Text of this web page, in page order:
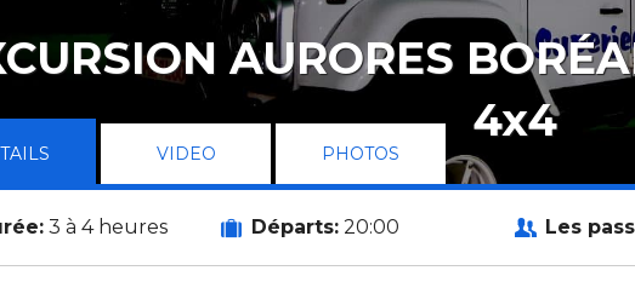
AURORES
4x4
VIDEO PHOTOS
3 à 4 heures Départs:20:00 Les